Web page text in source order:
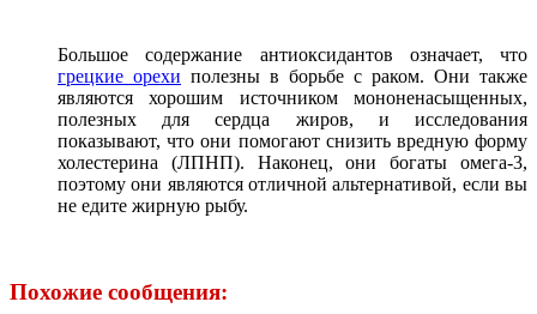
Большое содержание антиоксидантов означает, что
грецкие орехи полезны в борьбе с раком. Они также
являются хорошим источником мононенасыщенных,
полезных для сердца жиров, и исследования
показывают, что они помогают снизить вредную форму
холестерина (ЛПНП). Наконец, они богаты омега-3,
поэтому они являются отличной альтернативой, если вы
не едите жирную рыбу.
Похожие сообщения: